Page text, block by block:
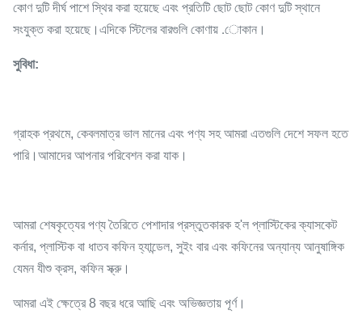
কোণ দুটি দীর্ঘ পাশে স্থির করা হয়েছে এবং প্রতিটি ছোট ছোট কোণ দুটি স্থানে
সংযুক্ত করা হয়েছে।এদিকে স্টিলের বারগুলি কোণায় .োকান।
সুবিধা:
গ্রাহক প্রথমে, কেবলমাত্র ভাল মানের এবং পণ্য সহ আমরা এতগুলি দেশে সফল হতে
পারি।আমাদের আপনার পরিবেশন করা যাক।
আমরা শেষকৃত্যের পণ্য তৈরিতে পেশাদার প্রস্তুতকারক হ'ল প্লাস্টিকের ক্যাসকেট
কর্নার, প্লাস্টিক বা ধাতব কফিন হ্যান্ডেল, সুইং বার এবং কফিনের অন্যান্য আনুষাঙ্গিক
যেমন যীশু ক্রস, কফিন স্ক্রু।
আমরা এই ক্ষেত্রে 8 বছর ধরে আছি এবং অভিজ্ঞতায় পূর্ণ।